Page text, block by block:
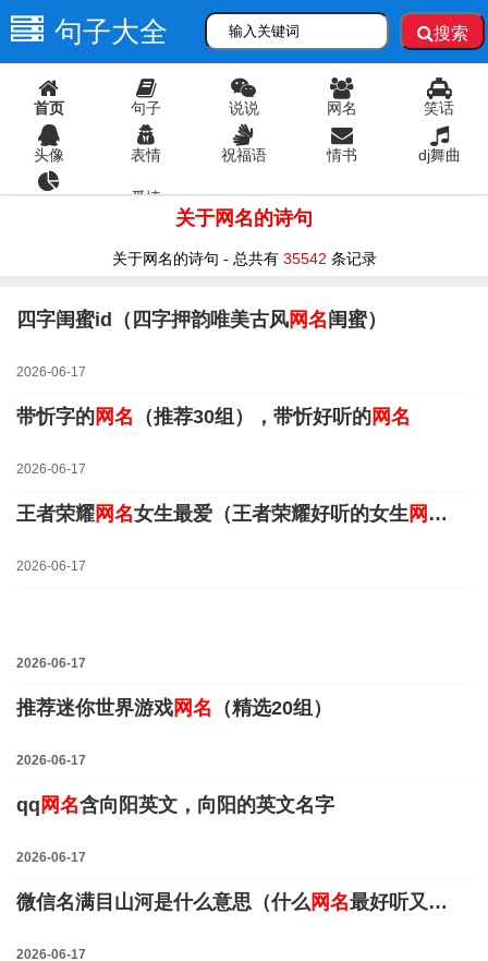
句子大全 搜索
首页 句子 说说 网名 笑话
头像 表情 祝福语 情书 dj舞曲
爱情
关于网名的诗句
关于网名的诗句 - 总共有 35542 条记录
四字闺蜜id（四字押韵唯美古风网名 闺蜜）
2026-06-17
带忻字的网名 （推荐30组），带忻好听的网名
2026-06-17
王者荣耀网名女生最爱（王者荣耀好听的女生网名
2026-06-17
2026-06-17
推荐迷你世界游戏网名 （精选20组）
2026-06-17
qq 网名含向阳英文，向阳的英文名字
2026-06-17
微信名满目山河是什么意思（什么网名最好听又霸气）
2026-06-17